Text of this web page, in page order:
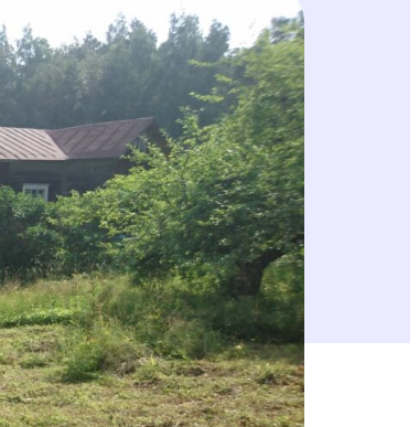
Niemisensaaressa –